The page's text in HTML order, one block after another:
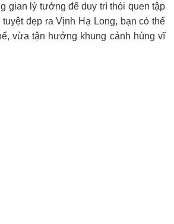
gian lý tưởng để duy trì thói quen tập
tuyệt đẹp ra Vịnh Hạ Long, bạn có thể
vừa tận hưởng khung cảnh hùng vĩ